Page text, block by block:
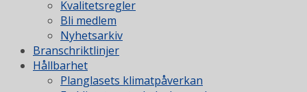
Kvalitetsregler
Bli medlem
Nyhetsarkiv
Branschriktlinjer
Hållbarhet
Planglasets klimatpåverkan